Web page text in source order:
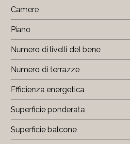
Camere
Piano
Numero di livelli del bene
Numero di terrazze
Efficienza energetica
Superficie ponderata
Superficie balcone